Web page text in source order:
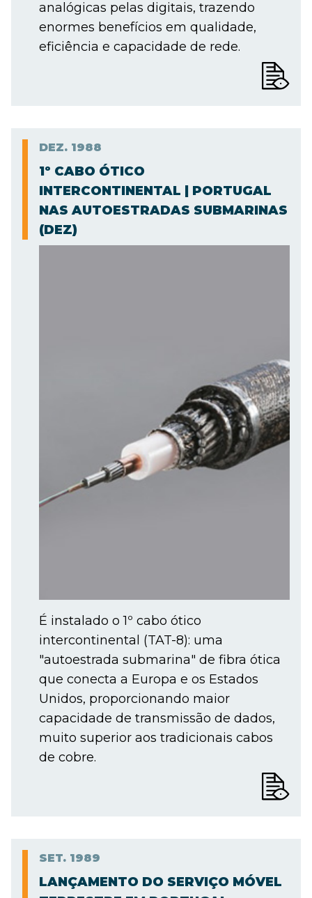
analógicas pelas digitais, trazendo
enormes benefícios em qualidade,
eficiência e capacidade de rede.
DEZ. 1988
1º CABO ÓTICO
INTERCONTINENTAL | PORTUGAL
NAS AUTOESTRADAS SUBMARINAS
(DEZ)
É instalado o 1º cabo ótico
intercontinental (TAT-8): uma
"autoestrada submarina" de fibra ótica
que conecta a Europa e os Estados
Unidos, proporcionando maior
capacidade de transmissão de dados,
muito superior aos tradicionais cabos
de cobre.
SET. 1989
LANÇAMENTO DO SERVIÇO MÓVEL